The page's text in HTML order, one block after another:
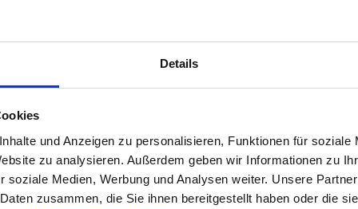
Details
und Anzeigen zu personalisieren, Funktionen für soziale
zu analysieren. Außerdem geben wir Informationen zu
soziale Medien, Werbung und Analysen weiter. Unsere
zusammen, die Sie ihnen bereitgestellt haben oder die
DIGITALEN
Onlineauftritts. Sie ist das Bild, das in den Köpfen
Kaufentscheidungsprozess nicht mehr wegzudenken
wichtig, dieses Bild zu kennen. Doch warum sollte
Gründe:
zu bemessen bedeutet, dass man Änderungen im